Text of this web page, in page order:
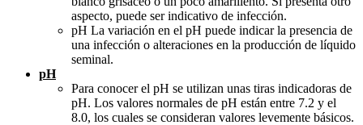
aspecto, puede ser indicativo de infección.
pH La variación en el pH puede indicar la presencia de
una infección o alteraciones en la producción de líquido
seminal.
pH
Para conocer el pH se utilizan unas tiras indicadoras de
pH. Los valores normales de pH están entre 7.2 y el
8.0, los cuales se consideran valores levemente básicos.